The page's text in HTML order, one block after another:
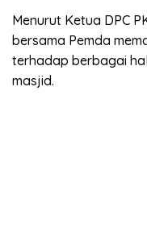
Menurut Ketua DPC
bersama Pemda
terhadap berbagai
masjid.